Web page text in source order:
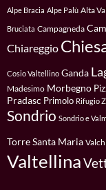
Alpe Bracia Alpe Palù Alta
Bruciata Campagneda
Chiareggio
Cosio Valtellino Ganda
Madesimo Morbegno
Pradasc Primolo Rifugio
Sondrio Sondrio e
Torre Santa Maria
Valtellina